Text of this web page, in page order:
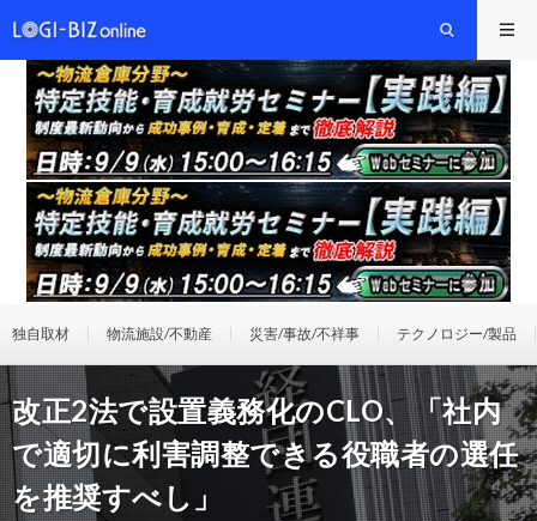
独自取材 物流施設/不動産 災害/事故/不祥事 テクノロジー/製品
改正2法で設置義務化のCLO、「社内
で適切に利害調整できる役職者の選任
を推奨すべし」